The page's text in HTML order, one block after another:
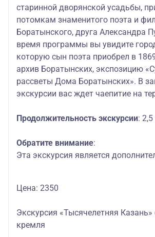
старинной дворянской усадьбы,
потомкам знаменитого поэта и
Боратынского, друга Александра
время программы вы увидите
которую сын поэта приобрел в
архив Боратынских, экспозицию
рассветы Дома Боратынских». В
экскурсии вас ждет чаепитие на
Продолжительность экскурсии:
Обратите внимание:
Эта экскурсия является
Цена: 2350
Экскурсия «Тысячелетняя
кремля